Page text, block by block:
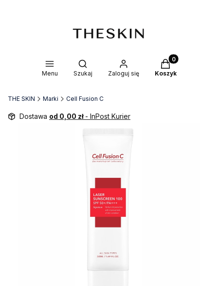
Menu
Otwórz wyszukiwarkę
Szukaj Zaloguj się
Produkty w
Koszyk
THE SKIN Marki Cell Fusion C
Dostawa od 0,00 zł - InPost Kurier